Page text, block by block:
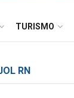
TURISMO
RN